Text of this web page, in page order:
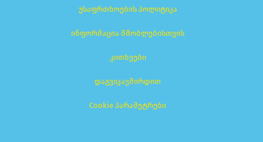
უსაფრთხოების პოლიტიკა
ინფორმაცია მშობლებისთვის
კითხვები
დაგვიკავშირდით
Cookie პარამეტრები